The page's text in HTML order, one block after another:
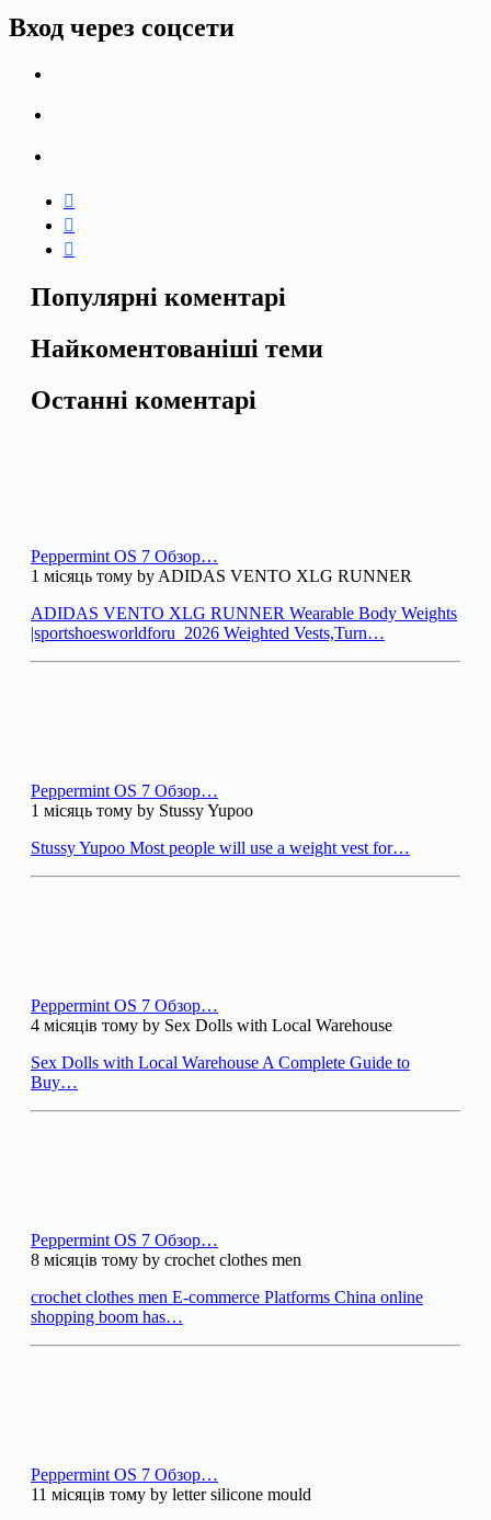
Вход через соцсети
Популярні коментарі
Найкоментованіші теми
Останні коментарі
Peppermint OS 7 Обзор…
1 місяць тому by ADIDAS VENTO XLG RUNNER
ADIDAS VENTO XLG RUNNER Wearable Body Weights
|sportshoesworldforu_2026 Weighted Vests,Turn…
Peppermint OS 7 Обзор…
1 місяць тому by Stussy Yupoo
Stussy Yupoo Most people will use a weight vest for…
Peppermint OS 7 Обзор…
4 місяців тому by Sex Dolls with Local Warehouse
Sex Dolls with Local Warehouse A Complete Guide to
Buy…
Peppermint OS 7 Обзор…
8 місяців тому by crochet clothes men
crochet clothes men E-commerce Platforms China online
shopping boom has…
Peppermint OS 7 Обзор…
11 місяців тому by letter silicone mould